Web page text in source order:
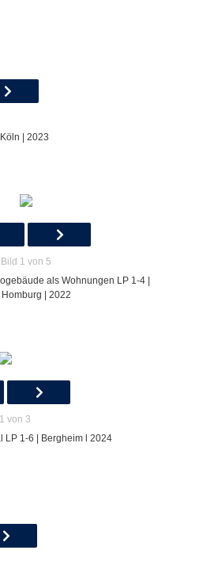
| 2023
Bild 1 von 5
als Wohnungen LP 1-4 |
Homburg | 2022
von 3
LP 1-6 | Bergheim l 2024